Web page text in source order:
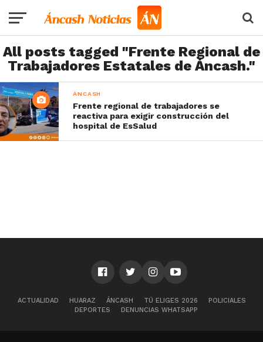
All posts tagged "Frente Regional de
Trabajadores Estatales de Áncash."
ÁNCASH
Frente regional de trabajadores se
reactiva para exigir construcción del
hospital de EsSalud
ACTUALIDAD HUARAZ ÁNCASH TÚ ELIGES 2026
POLICIALES
DEPORTES
DENUNCIAS WHATSAPP